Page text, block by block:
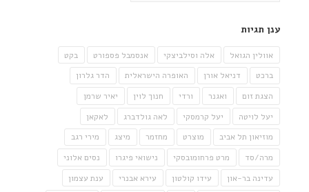
ענן תגיות
אוולין הגואל אלה וסילביצקי אנסמבל פספורט
בקט
ברכט
דניאל אורן האופרה הישראלית
הדר גלרון
הצגת זום
ואגנר ורדי חנוך לוין
יאיר שרמן
יעל לויטה
יעל קרמסקי לאה גולדברג
לאקאן
מוזיאון תל אביב
מוצרט מחזמר מיצג
מירי רגב
מרה/סד
מרט פרחומובסקי נישואי פיגרו
נסים אלוני
עדינה בר-און
עידו קולטון עירא אבנרי
ענת עצמון